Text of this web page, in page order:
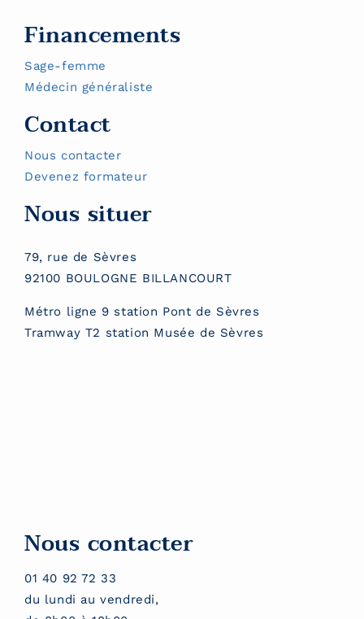
Financements
Sage-femme
Médecin généraliste
Contact
Nous contacter
Devenez formateur
Nous situer
79, rue de Sèvres
92100 BOULOGNE BILLANCOURT
Métro ligne 9 station Pont de Sèvres
Tramway T2 station Musée de Sèvres
Nous contacter
01 40 92 72 33
du lundi au vendredi,